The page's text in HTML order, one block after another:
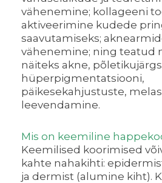
vähenemine; kollageeni
aktiveerimine kudede
saavutamiseks;
vähenemine; ning teatud
näiteks akne,
hüperpigmentatsiooni,
päikesekahjustuste,
leevendamine.
Mis on keemiline
Keemilised koorimised
kahte nahakihti:
ja dermist (alumine kiht).